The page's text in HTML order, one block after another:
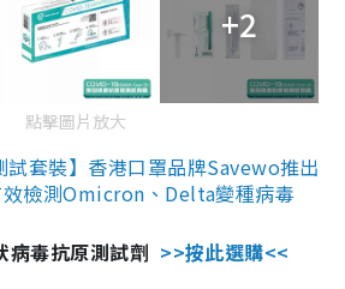
+2
點擊圖片放大
試套裝】香港口罩品牌Savewo推出
檢測Omicron、Delta變種病毒
毒抗原測試劑 >>按此選購<<